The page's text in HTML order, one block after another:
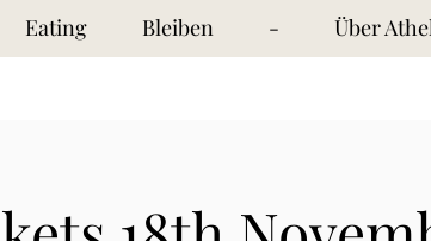
Eating Bleiben - Über